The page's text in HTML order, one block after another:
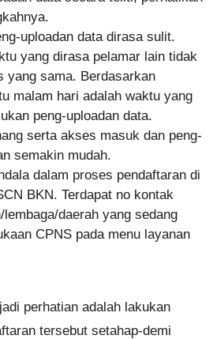
uploadan data dirasa sulit.
yang dirasa pelamar lain tidak
yang sama. Berdasarkan
malam hari adalah waktu yang
peng-uploadan data.
serta akses masuk dan peng-
semakin mudah.
dalam proses pendaftaran di
BKN. Terdapat no kontak
daerah yang sedang
CPNS pada menu layanan
perhatian adalah lakukan
tersebut setahap-demi